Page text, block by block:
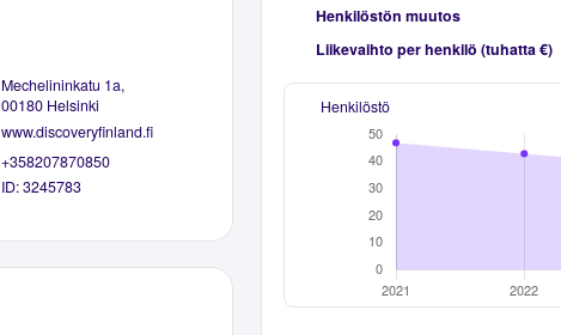
Mechelininkatu 1a,
00180 Helsinki
www.discoveryfinland.fi
+358207870850
ID: 3245783
Henkilöstön muutos
Liikevaihto per henkilö (tuhatta €)
Henkilöstö